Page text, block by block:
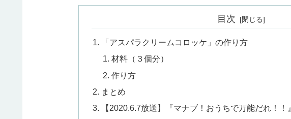
目次
「アスパラクリームコロッケ」の作り方
材料（３個分）
作り方
まとめ
【2020.6.7放送】『マナブ！おうちで万能だれ！！